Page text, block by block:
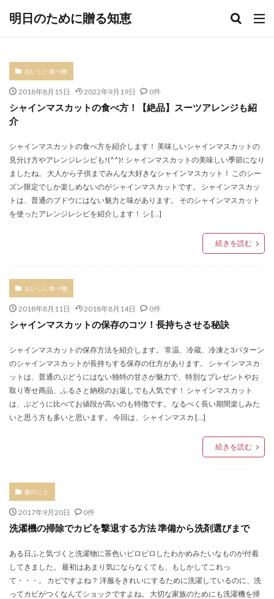
明日のために贈る知恵
おいしい食べ物
2018年8月15日 2022年9月19日 0件
シャインマスカットの食べ方！【絶品】スーツアレンジも紹
介
シャインマスカットの食べ方を紹介します！ 美味しいシャインマスカットの
見分け方やアレンジレシピも!(^^)! シャインマスカットの美味しい季節になり
ましたね。 大人から子供までみんな大好きなシャインマスカット！ このシー
ズン限定でしか楽しめないのがシャインマスカットです。 シャインマスカッ
トは、普通のブドウにはない魅力と味があります。 そのシャインマスカット
を使ったアレンジレシピを紹介します！ シ […]
続きを読む
おいしい食べ物
2018年8月11日 2018年8月14日 0件
シャインマスカットの保存のコツ！長持ちさせる秘訣
シャインマスカットの保存方法を紹介します。 常温、冷蔵、冷凍と3パターン
のシャインマスカットが長持ちする保存の仕方があります。 シャインマスカ
ットは、普通のぶどうにはない独特の甘さが魅力で、特別なプレゼントやお
取り寄せ商品、ふるさと納税のお返しでも人気です！ シャインマスカット
は、ぶどうに比べてお値段が高いのも特徴です。 なるべく長い期間楽しみた
いと思う方も多いと思います。 今回は、シャインマスカ […]
続きを読む
家のこと
2017年9月20日 0件
洗濯機の掃除でカビを撃退する方法 準備から洗剤選びまで
ある日ふと気づくと洗濯物に茶色いピロピロしたわかめみたいなものが付着
してきました。 最初はあまり気にならなくても、もしかしてこれっ
て・・・。 カビですよね？ 洋服をきれいにするために洗濯しているのに、洗
ってカビがつくなんてショックですよね。 大切な家族のためにも洗濯機を掃